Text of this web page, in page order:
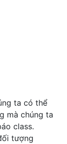
ta có thể
mà chúng ta
class.
tượng